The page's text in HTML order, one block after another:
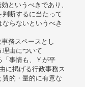
というべきであり、
判断するに当たって
らないというべき
務スペースとし
理由について
「事情も、Ｙが平
に掲げる行政事務ス
的・量的に有意な